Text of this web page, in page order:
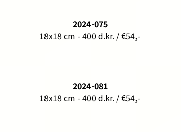
2024-075
18x18 cm - 400 d.kr. / €54,-
2024-081
18x18 cm - 400 d.kr. / €54,-